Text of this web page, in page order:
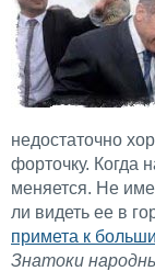
недостаточно
форточку. Когда
меняется. Не
ли видеть ее в
примета к
Знатоки